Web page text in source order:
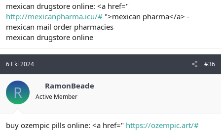
mexican drugstore online: <a href="
http://mexicanpharma.icu/# ">mexican pharma</a> -
mexican mail order pharmacies
mexican drugstore online
6 Eki 2024 #36
R RamonBeade
Active Member
buy ozempic pills online: <a href=" https://ozempic.art/#